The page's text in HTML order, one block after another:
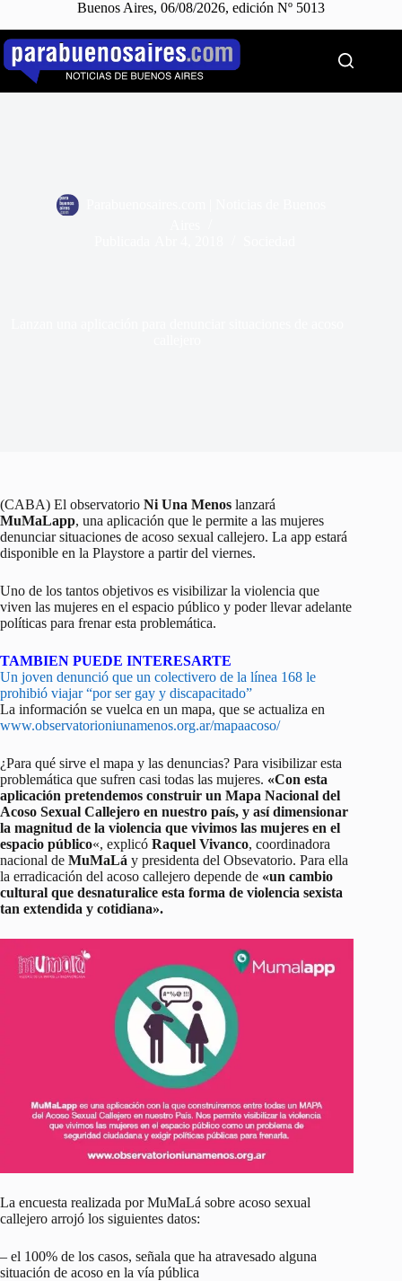
Buenos Aires, 06/08/2026, edición Nº 5013
Saltar
contenido
(CABA) El observatorio Ni Una Menos lanzará
MuMaLapp, una aplicación que le permite a las mujeres
denunciar situaciones de acoso sexual callejero. La app estará
disponible en la Playstore a partir del viernes.
Uno de los tantos objetivos es visibilizar la violencia que
viven las mujeres en el espacio público y poder llevar adelante
políticas para frenar esta problemática.
TAMBIEN PUEDE INTERESARTE
Un joven denunció que un colectivero de la línea 168 le
prohibió viajar “por ser gay y discapacitado”
La información se vuelca en un mapa, que se actualiza en
www.observatorioniunamenos.org.ar/mapaacoso/
¿Para qué sirve el mapa y las denuncias? Para visibilizar esta
problemática que sufren casi todas las mujeres. «Con esta
aplicación pretendemos construir un Mapa Nacional del
Acoso Sexual Callejero en nuestro país, y así dimensionar
la magnitud de la violencia que vivimos las mujeres en el
espacio público«, explicó Raquel Vivanco, coordinadora
nacional de MuMaLá y presidenta del Obsevatorio. Para ella
la erradicación del acoso callejero depende de «un cambio
cultural que desnaturalice esta forma de violencia sexista
tan extendida y cotidiana».
La encuesta realizada por MuMaLá sobre acoso sexual
callejero arrojó los siguientes datos:
– el 100% de los casos, señala que ha atravesado alguna
situación de acoso en la vía pública